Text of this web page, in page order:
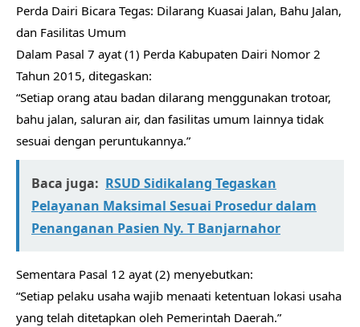
Perda Dairi Bicara Tegas: Dilarang Kuasai Jalan, Bahu Jalan,
dan Fasilitas Umum
Dalam Pasal 7 ayat (1) Perda Kabupaten Dairi Nomor 2
Tahun 2015, ditegaskan:
“Setiap orang atau badan dilarang menggunakan trotoar,
bahu jalan, saluran air, dan fasilitas umum lainnya tidak
sesuai dengan peruntukannya.”
Baca juga: RSUD Sidikalang Tegaskan
Pelayanan Maksimal Sesuai Prosedur dalam
Penanganan Pasien Ny. T Banjarnahor
Sementara Pasal 12 ayat (2) menyebutkan:
“Setiap pelaku usaha wajib menaati ketentuan lokasi usaha
yang telah ditetapkan oleh Pemerintah Daerah.”